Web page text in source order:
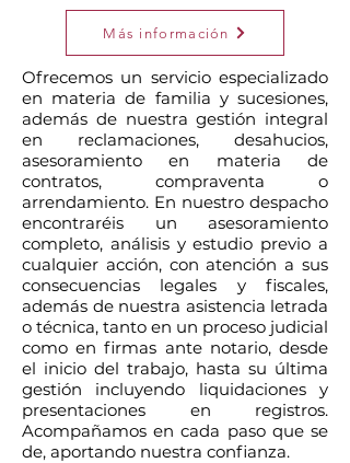
Más información
Ofrecemos un servicio especializado
en materia de familia y sucesiones,
además de nuestra gestión integral
en reclamaciones, desahucios,
asesoramiento en materia de
contratos, compraventa o
arrendamiento. En nuestro despacho
encontraréis un asesoramiento
completo, análisis y estudio previo a
cualquier acción, con atención a sus
consecuencias legales y fiscales,
además de nuestra asistencia letrada
o técnica, tanto en un proceso judicial
como en firmas ante notario, desde
el inicio del trabajo, hasta su última
gestión incluyendo liquidaciones y
presentaciones en registros.
Acompañamos en cada paso que se
de, aportando nuestra confianza.